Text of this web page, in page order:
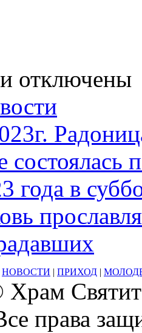
записи
Святителю
Николаю
Чудотворцу
отключены
года в
НОВОСТИ | ПРИХОД |
права